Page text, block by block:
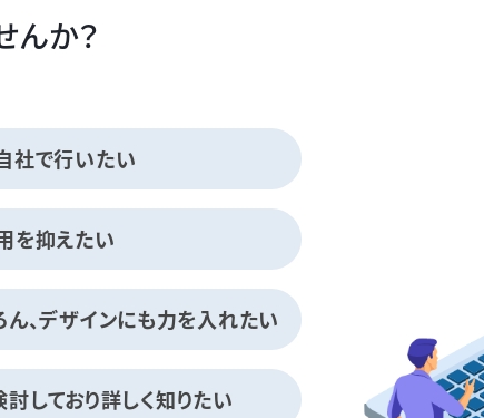
んか？
社で行いたい
を抑えたい
、デザインにも力を入れたい
しており詳しく知りたい